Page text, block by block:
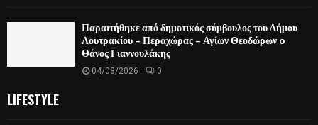
Παραιτήθηκε από δημοτικός σύμβουλος του Δήμου
Λουτρακίου – Περαχώρας – Αγίων Θεοδώρων o
Θάνος Γιαννουλάκης
04/08/2026 0
LIFESTYLE